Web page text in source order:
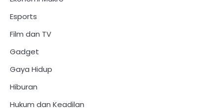
Esports
Film dan TV
Gadget
Gaya Hidup
Hiburan
Hukum dan Keadilan